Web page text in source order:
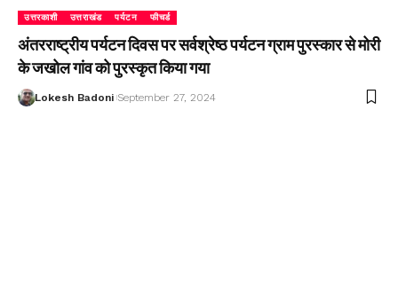
उत्तरकाशी उत्तराखंड पर्यटन फीचर्ड
अंतरराष्ट्रीय पर्यटन दिवस पर सर्वश्रेष्ठ पर्यटन ग्राम पुरस्कार से मोरी
के जखोल गांव को पुरस्कृत किया गया
Lokesh Badoni September 27, 2024